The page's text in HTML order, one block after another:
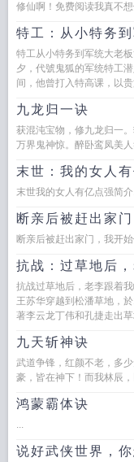
修仙啊！免费阅读我真不
特工：从小特务
特工从小特务到军统大老
夕，代號鬼狐的军统特工
间，他曾打入特高课，以
九龙归一诀
获混沌宝物，修九龙归一
万界鬼神惊。醉卧鸾凤美
末世：我的女人
末世我的女人有亿点强简
断亲后被赶出家
断亲后被赶出家门，我开
抗战：过草地后
抗战过草地后，老李跟着
王苏华穿越到松潘草地，
著李云龙丁伟和孔捷走出
九天斩神诀
武道争锋，红颜不老，多
豪，皆在神下！而我林辰
鸿蒙霸体诀
...
说好武侠世界，